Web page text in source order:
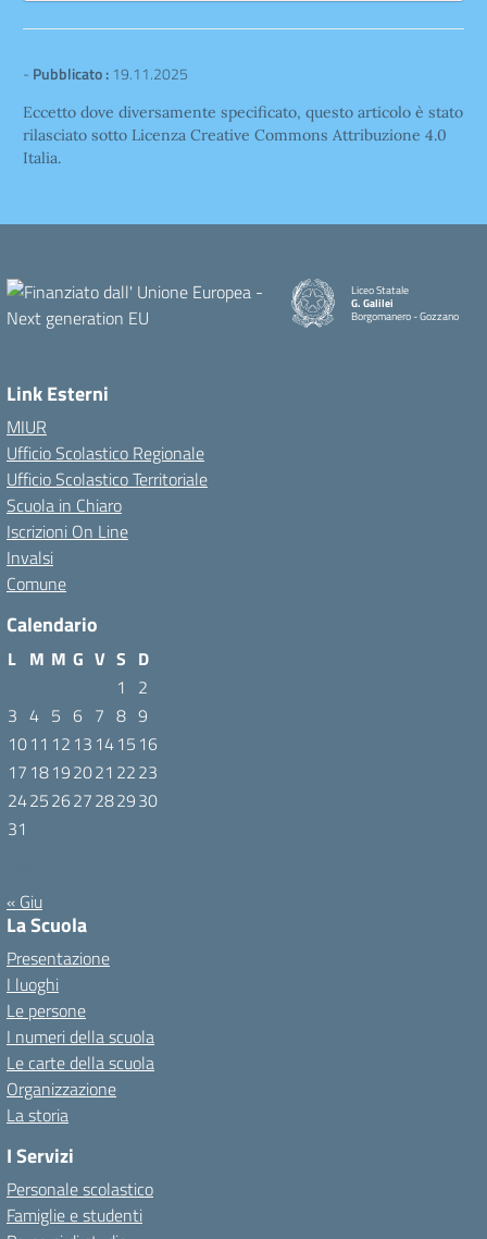
- Pubblicato : 19.11.2025
Eccetto dove diversamente specificato, questo articolo è stato
rilasciato sotto Licenza Creative Commons Attribuzione 4.0
Italia.
Liceo Statale
G. Galilei
Borgomanero - Gozzano
Link Esterni
MIUR
Ufficio Scolastico Regionale
Ufficio Scolastico Territoriale
Scuola in Chiaro
Iscrizioni On Line
Invalsi
Comune
Calendario
L M M G V S D
1
2
3 4 5 6 7 8 9
1011 12 13 1415 16
17 18192021 2223
24252627282930
31
« Giu
La Scuola
Presentazione
I luoghi
Le persone
I numeri della scuola
Le carte della scuola
Organizzazione
La storia
I Servizi
Personale scolastico
Famiglie e studenti